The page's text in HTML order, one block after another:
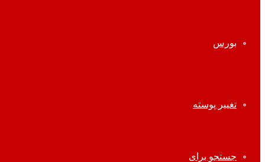
بورس
تغییر پوسته
جستجو برای